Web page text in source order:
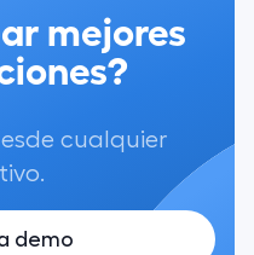
mejores
cualquier
demo